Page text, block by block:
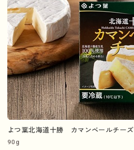
よつ葉北海道十勝 カマンベールチーズ
90g